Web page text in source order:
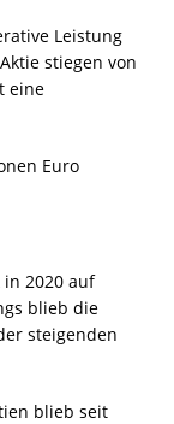
Leistung
stiegen von
eine
Euro
in 2020 auf
blieb die
steigenden
blieb seit